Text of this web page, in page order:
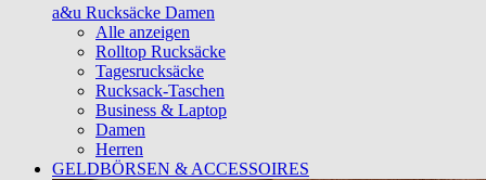
a&u Rucksäcke Damen
Alle anzeigen
Rolltop Rucksäcke
Tagesrucksäcke
Rucksack-Taschen
Business & Laptop
Damen
Herren
GELDBÖRSEN & ACCESSOIRES